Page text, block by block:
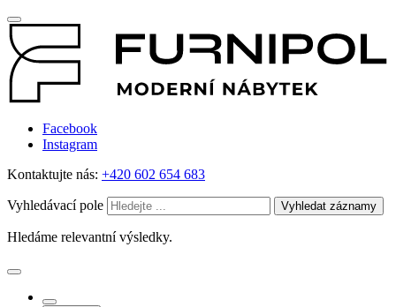
Facebook
Instagram
Kontaktujte nás: +420 602 654 683
Vyhledávací pole Vyhledat záznamy
Hledáme relevantní výsledky.